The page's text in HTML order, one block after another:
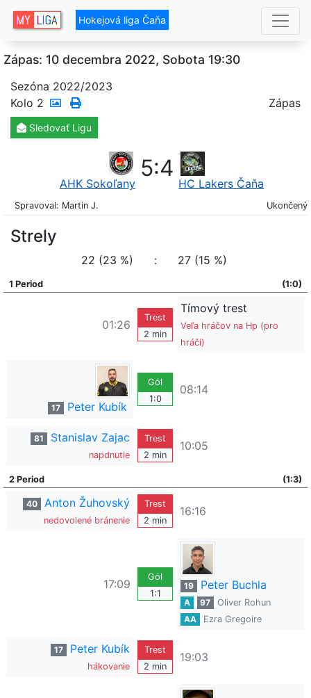
Hokejová liga Čaňa
Zápas: 10 decembra 2022, Sobota 19:30
Sezóna 2022/2023
Kolo 2 Zápas
Sledovať Ligu
AHK Sokoľany
5:4
HC Lakers Čaňa
Spravoval: Martin J. Ukončený
Strely
22 (23 %) : 27 (15 %)
1 Period (1:0)
01:26
Trest
2 min
Tímový trest
Veľa hráčov na Hp (pro
hráči)
17 Peter Kubík
Gól
1:0
08:14
81 Stanislav Zajac
napdnutie
Trest
2 min
10:05
2 Period (1:3)
40 Anton Žuhovský
nedovolené bránenie
Trest
2 min
16:16
17:09
Gól
1:1
19 Peter Buchla
A 97
Oliver Rohun
AA
Ezra Gregoire
17 Peter Kubík
hákovanie
Trest
2 min
19:03